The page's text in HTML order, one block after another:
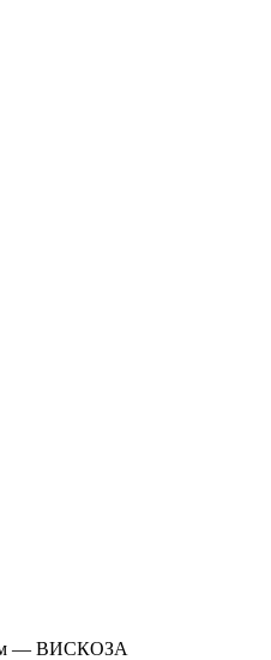
— ВИСКОЗА